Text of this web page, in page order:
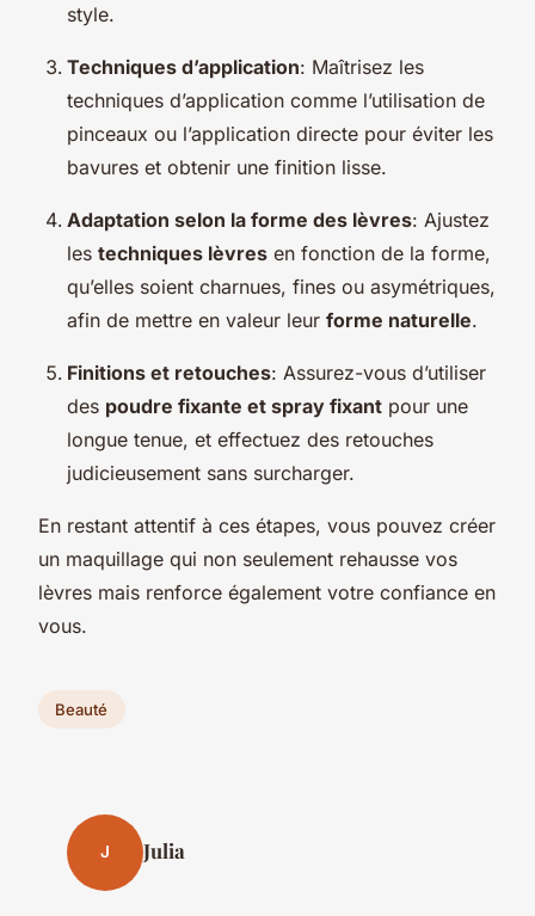
style.
Techniques d’application: Maîtrisez les
techniques d’application comme l’utilisation de
pinceaux ou l’application directe pour éviter les
bavures et obtenir une finition lisse.
Adaptation selon la forme des lèvres: Ajustez
les techniques lèvres en fonction de la forme,
qu’elles soient charnues, fines ou asymétriques,
afin de mettre en valeur leur forme naturelle.
Finitions et retouches: Assurez-vous d’utiliser
des poudre fixante et spray fixant pour une
longue tenue, et effectuez des retouches
judicieusement sans surcharger.
En restant attentif à ces étapes, vous pouvez créer
un maquillage qui non seulement rehausse vos
lèvres mais renforce également votre confiance en
vous.
Beauté
J Julia